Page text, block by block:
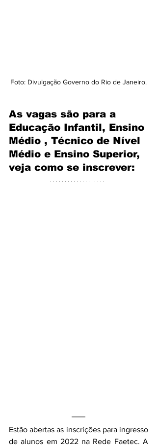
Foto: Divulgação Governo do Rio de Janeiro.
As vagas são para a
Educação Infantil, Ensino
Médio , Técnico de Nível
Médio e Ensino Superior,
veja como se inscrever:
Estão abertas as inscrições para ingresso
de alunos em 2022 na Rede Faetec. A